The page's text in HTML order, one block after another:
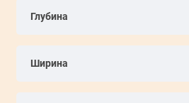
Глубина
Ширина